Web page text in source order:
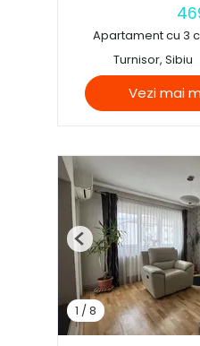
Apartament cu 3
Turnisor, Sibiu
Vezi mai
1 /8
Previous